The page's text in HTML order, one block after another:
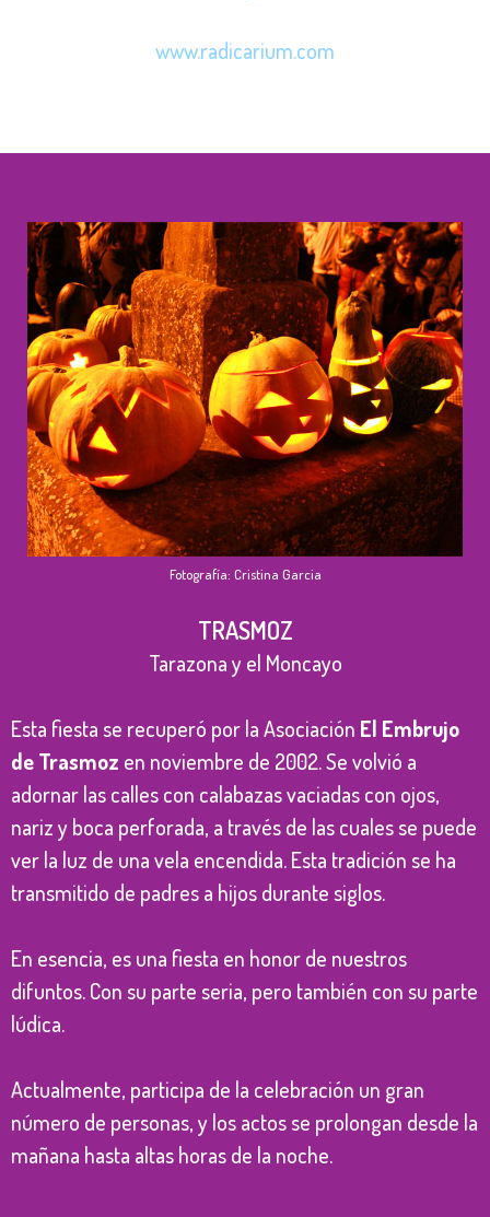
www.radicarium.com
Fotografía: Cristina Garcia
TRASMOZ
Tarazona y el Moncayo
Esta fiesta se recuperó por la Asociación El Embrujo
de Trasmoz en noviembre de 2002. Se volvió a
adornar las calles con calabazas vaciadas con ojos,
nariz y boca perforada, a través de las cuales se puede
ver la luz de una vela encendida. Esta tradición se ha
transmitido de padres a hijos durante siglos.
En esencia, es una fiesta en honor de nuestros
difuntos. Con su parte seria, pero también con su parte
lúdica.
Actualmente, participa de la celebración un gran
número de personas, y los actos se prolongan desde la
mañana hasta altas horas de la noche.